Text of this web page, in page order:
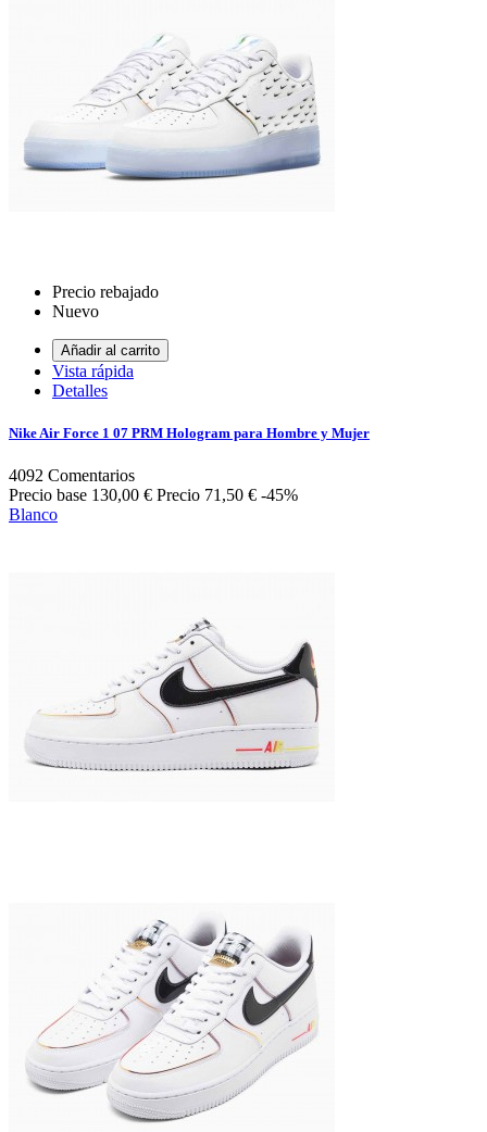
Precio rebajado
Nuevo
Añadir al carrito
Vista rápida
Detalles
Nike Air Force 1 07 PRM Hologram para Hombre y Mujer
4092 Comentarios
Precio base 130,00 € Precio 71,50 € -45%
Blanco